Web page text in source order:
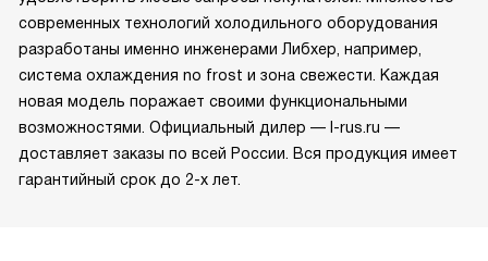
современных технологий холодильного оборудования
разработаны именно инженерами Либхер, например,
система охлаждения no frost и зона свежести. Каждая
новая модель поражает своими функциональными
возможностями. Официальный дилер — l-rus.ru —
доставляет заказы по всей России. Вся продукция имеет
гарантийный срок до 2-х лет.